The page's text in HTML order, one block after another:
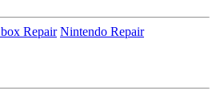
Repair Nintendo Repair